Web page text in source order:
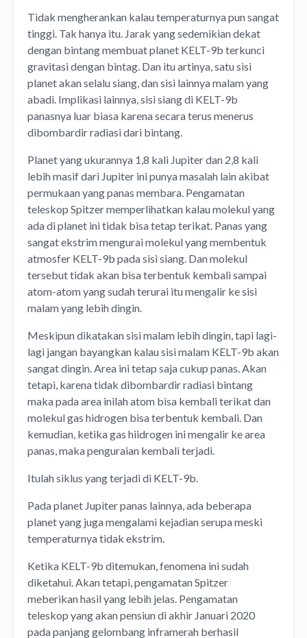
Tidak mengherankan kalau temperaturnya pun sangat
tinggi. Tak hanya itu. Jarak yang sedemikian dekat
dengan bintang membuat planet KELT-9b terkunci
gravitasi dengan bintag. Dan itu artinya, satu sisi
planet akan selalu siang, dan sisi lainnya malam yang
abadi. Implikasi lainnya, sisi siang di KELT-9b
panasnya luar biasa karena secara terus menerus
dibombardir radiasi dari bintang.
Planet yang ukurannya 1,8 kali Jupiter dan 2,8 kali
lebih masif dari Jupiter ini punya masalah lain akibat
permukaan yang panas membara. Pengamatan
teleskop Spitzer memperlihatkan kalau molekul yang
ada di planet ini tidak bisa tetap terikat. Panas yang
sangat ekstrim mengurai molekul yang membentuk
atmosfer KELT-9b pada sisi siang. Dan molekul
tersebut tidak akan bisa terbentuk kembali sampai
atom-atom yang sudah terurai itu mengalir ke sisi
malam yang lebih dingin.
Meskipun dikatakan sisi malam lebih dingin, tapi lagi-
lagi jangan bayangkan kalau sisi malam KELT-9b akan
sangat dingin. Area ini tetap saja cukup panas. Akan
tetapi, karena tidak dibombardir radiasi bintang
maka pada area inilah atom bisa kembali terikat dan
molekul gas hidrogen bisa terbentuk kembali. Dan
kemudian, ketika gas hiidrogen ini mengalir ke area
panas, maka penguraian kembali terjadi.
Itulah siklus yang terjadi di KELT-9b.
Pada planet Jupiter panas lainnya, ada beberapa
planet yang juga mengalami kejadian serupa meski
temperaturnya tidak ekstrim.
Ketika KELT-9b ditemukan, fenomena ini sudah
diketahui. Akan tetapi, pengamatan Spitzer
meberikan hasil yang lebih jelas. Pengamatan
teleskop yang akan pensiun di akhir Januari 2020
pada panjang gelombang inframerah berhasil